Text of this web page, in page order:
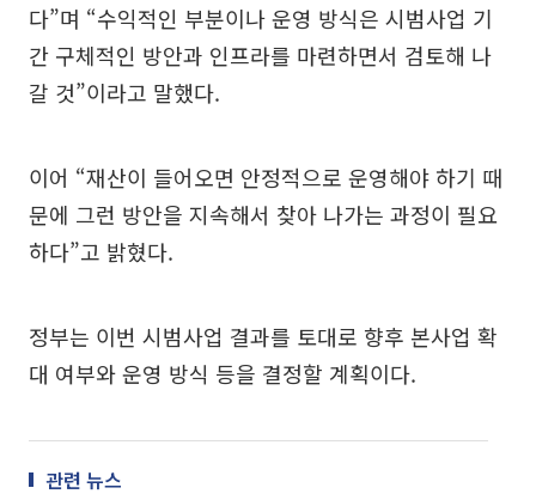
다”며 “수익적인 부분이나 운영 방식은 시범사업 기
간 구체적인 방안과 인프라를 마련하면서 검토해 나
갈 것”이라고 말했다.
이어 “재산이 들어오면 안정적으로 운영해야 하기 때
문에 그런 방안을 지속해서 찾아 나가는 과정이 필요
하다”고 밝혔다.
정부는 이번 시범사업 결과를 토대로 향후 본사업 확
대 여부와 운영 방식 등을 결정할 계획이다.
관련 뉴스